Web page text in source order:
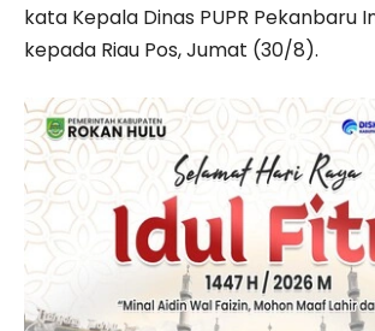
kata Kepala Dinas PUPR Pekanbaru
kepada Riau Pos, Jumat (30/8).